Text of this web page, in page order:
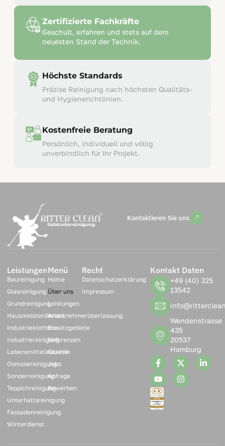
Zertifizierte Fachkräfte
Geschult, erfahren und stets auf dem
neuesten Stand der Technik.
Höchste Standards
Präzise Reinigung nach höchsten Qualitäts-
und Hygienerichtlinien.
Kostenfreie Beratung
Persönlich, individuell und völlig
unverbindlich für Ihr Projekt.
Kontaktieren Sie uns
Leistungen
Baureinigung
Glasreinigung
Grundreinigung
Hausmeisterdienste
Industriekletterer
Industriereinigung
Lebensmittelindustrie
Osmosereinigung
Sonderreinigung
Teppichreinigung
Unterhaltsreinigung
Fassadenreinigung
Winterdienst
Menü
Home
Über uns
Leistungen
Arbeitnehmerüberlassung
Einsatzgebiete
Referenzen
Galerie
Jobs
Anfrage
Bewerben
Recht
Datenschutzerklärung
Impressum
Kontakt Daten
+49 (40) 325
13542
Wendenstrasse
435
20537
Hamburg